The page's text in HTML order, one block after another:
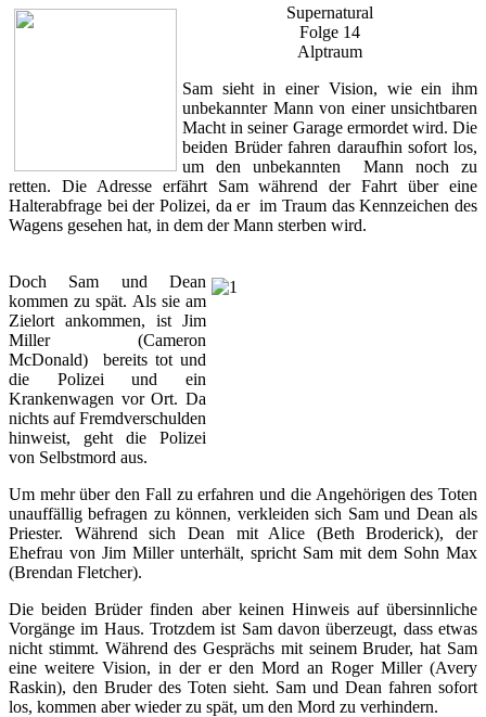
Supernatural
Folge 14
Alptraum
Sam sieht in einer Vision, wie ein ihm
unbekannter Mann von einer unsichtbaren
Macht in seiner Garage ermordet wird. Die
beiden Brüder fahren daraufhin sofort los,
um den unbekannten Mann noch zu
retten. Die Adresse erfährt Sam während der Fahrt über eine
Halterabfrage bei der Polizei, da er im Traum das Kennzeichen des
Wagens gesehen hat, in dem der Mann sterben wird.
Doch Sam und Dean
kommen zu spät. Als sie am
Zielort ankommen, ist Jim
Miller (Cameron
McDonald) bereits tot und
die Polizei und ein
Krankenwagen vor Ort. Da
nichts auf Fremdverschulden
hinweist, geht die Polizei
von Selbstmord aus.
Um mehr über den Fall zu erfahren und die Angehörigen des Toten
unauffällig befragen zu können, verkleiden sich Sam und Dean als
Priester. Während sich Dean mit Alice (Beth Broderick), der
Ehefrau von Jim Miller unterhält, spricht Sam mit dem Sohn Max
(Brendan Fletcher).
Die beiden Brüder finden aber keinen Hinweis auf übersinnliche
Vorgänge im Haus. Trotzdem ist Sam davon überzeugt, dass etwas
nicht stimmt. Während des Gesprächs mit seinem Bruder, hat Sam
eine weitere Vision, in der er den Mord an Roger Miller (Avery
Raskin), den Bruder des Toten sieht. Sam und Dean fahren sofort
los, kommen aber wieder zu spät, um den Mord zu verhindern.